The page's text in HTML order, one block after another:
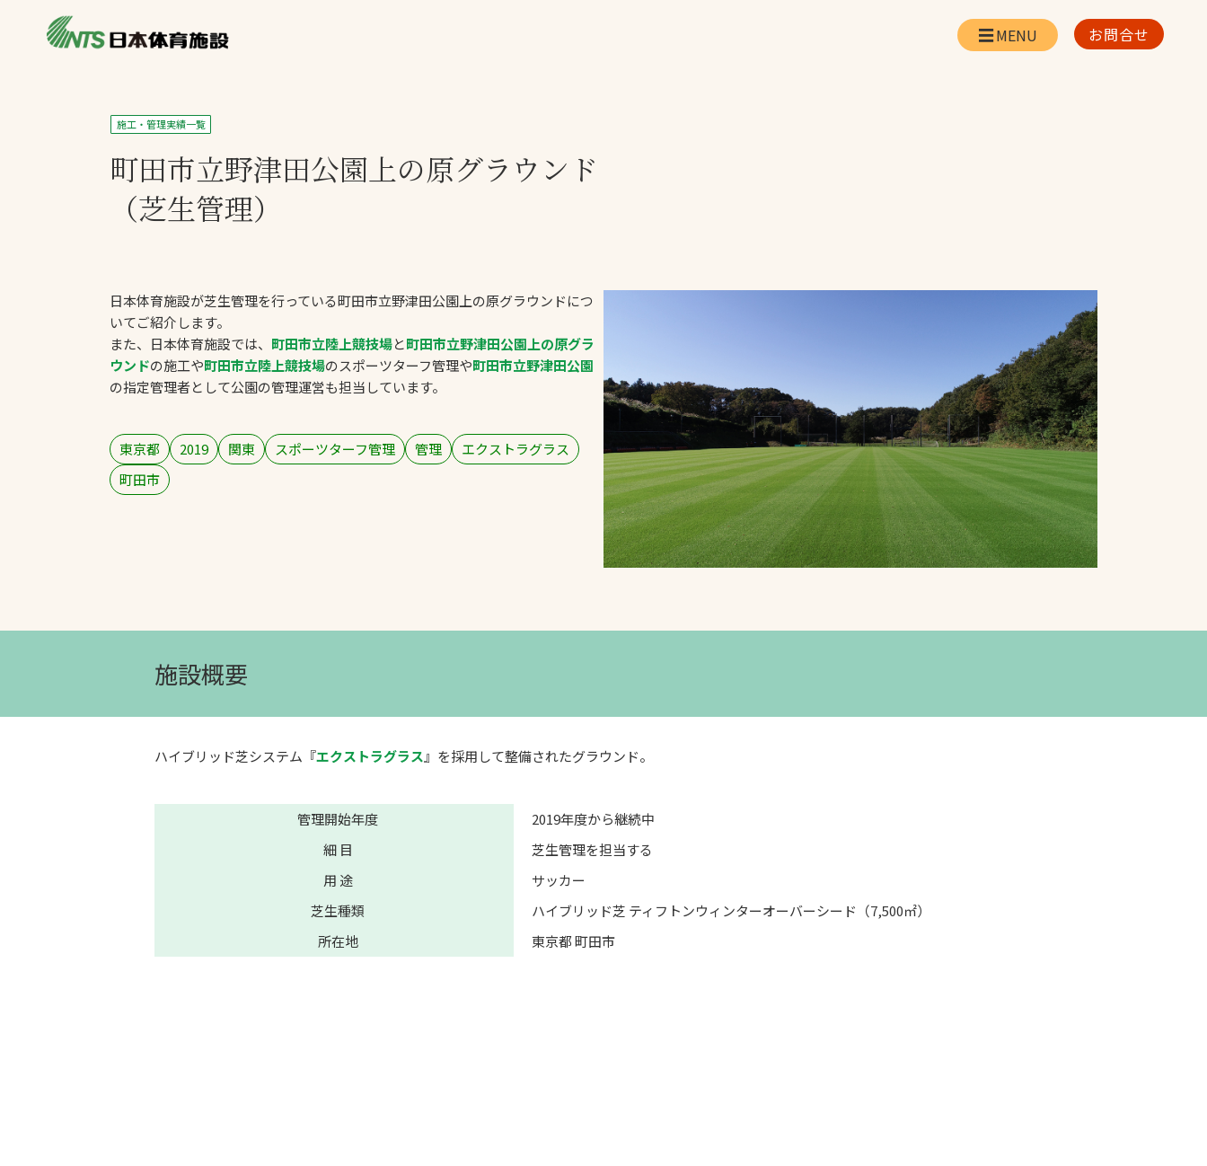
ニュース
ライブラリ
一覧を見る
全天候舗装
クレイ（土）舗装
施設管理
パークマネジメント
生）
ー
お取引先の皆様へ
プライバシーポリシ
ー
ソーシャルメディア
ポリシー
お問合せ
施工・管理実績一覧
町田市立野津田公園 上の原グラウンド
（芝生管理）
日本体育施設が芝生管理を行っている町田市立野津田公園上の原グラウンドにつ
いてご紹介します。
また、日本体育施設では、 町田市立陸上競技場と町田市立野津田公園上の原グラ
ウンドの施工や町田市立陸上競技場のスポーツターフ管理や町田市立野津田公園
の指定管理者として公園の管理運営も担当しています。
東京都 2019 関東 スポーツターフ管理 管理
エクストラグラス
町田市
施設概要
ハイブリッド芝システム『エクストラグラス』を採用して整備されたグラウンド。
管理開始年度
2019年度から継続中
細 目
芝生管理を担当する
用 途
サッカー
芝生種類
ハイブリッド芝 ティフトンウィンターオーバーシード（7,500㎡）
所在地
東京都 町田市